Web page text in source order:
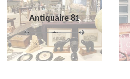
Antiquaire 81